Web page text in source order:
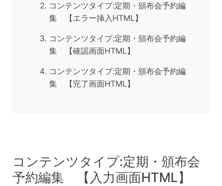
コンテンツタイプ:定期・頒布会予約編
集 【エラー挿入HTML】
コンテンツタイプ:定期・頒布会予約編
集 【確認画面HTML】
コンテンツタイプ:定期・頒布会予約編
集 【完了画面HTML】
コンテンツタイプ:定期・頒布会
予約編集 【入力画面HTML】